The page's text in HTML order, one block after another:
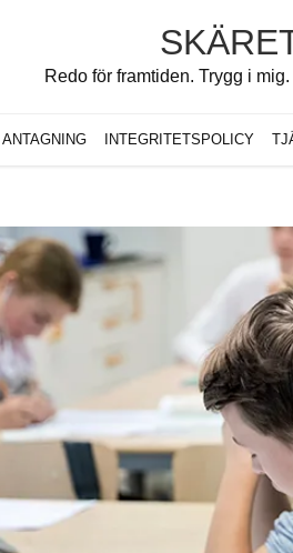
Redo för framtiden. Trygg i
ANTAGNING INTEGRITETSPOLICY